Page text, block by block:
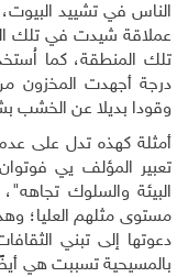
الناس في تشييد
عملاقة شيدت في تلك
تلك المنطقة، كما
درجة أجهدت اﻟﻤﺨزون
وقودا بديلا عن الخشب
أمثلة كهذه تدل على
تعبير المؤلف يي فوتوان
البيئة والسلوك
مستوى مثلهم العليا؛
دعوتها إلى تبني
بالمسيحية تسببت هي